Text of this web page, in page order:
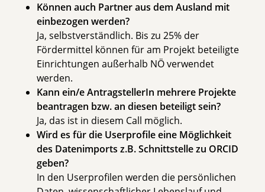
Können auch Partner aus dem Ausland mit
einbezogen werden?
Ja, selbstverständlich. Bis zu 25% der
Fördermittel können für am Projekt beteiligte
Einrichtungen außerhalb NÖ verwendet
werden.
Kann ein/e AntragstellerIn mehrere Projekte
beantragen bzw. an diesen beteiligt sein?
Ja, das ist in diesem Call möglich.
Wird es für die Userprofile eine Möglichkeit
des Datenimports z.B. Schnittstelle zu ORCID
geben?
In den Userprofilen werden die persönlichen